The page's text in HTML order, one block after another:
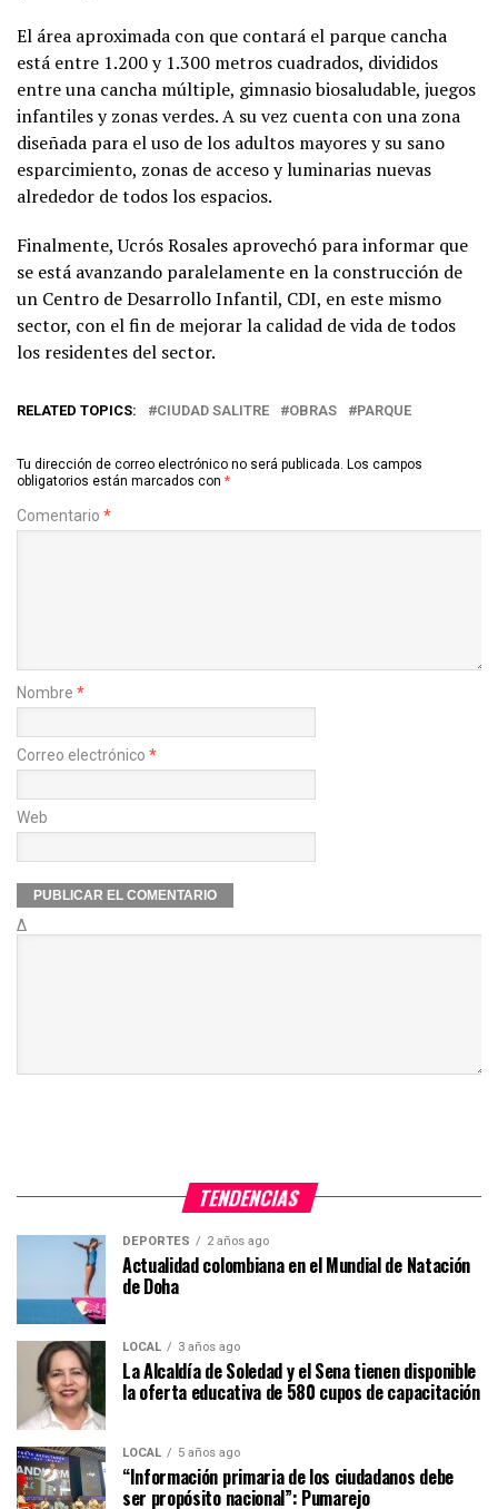
El área aproximada con que contará el parque cancha
está entre 1.200 y 1.300 metros cuadrados, divididos
entre una cancha múltiple, gimnasio biosaludable, juegos
infantiles y zonas verdes. A su vez cuenta con una zona
diseñada para el uso de los adultos mayores y su sano
esparcimiento, zonas de acceso y luminarias nuevas
alrededor de todos los espacios.
Finalmente, Ucrós Rosales aprovechó para informar que
se está avanzando paralelamente en la construcción de
un Centro de Desarrollo Infantil, CDI, en este mismo
sector, con el fin de mejorar la calidad de vida de todos
los residentes del sector.
RELATED TOPICS: CIUDAD SALITRE OBRAS PARQUE
Tu dirección de correo electrónico no será publicada. Los campos
obligatorios están marcados con *
Comentario *
Nombre *
Correo electrónico *
Web
Δ
TENDENCIAS
DEPORTES 2 años ago
Actualidad colombiana en el Mundial de Natación
de Doha
LOCAL 3 años ago
La Alcaldía de Soledad y el Sena tienen disponible
la oferta educativa de 580 cupos de capacitación
LOCAL 5 años ago
“Información primaria de los ciudadanos debe
ser propósito nacional”: Pumarejo